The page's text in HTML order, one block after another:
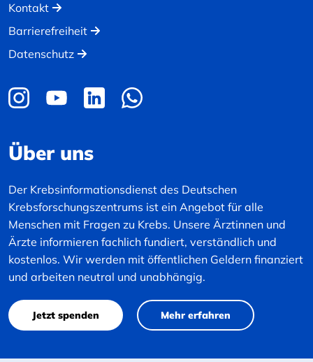
Kontakt
Barrierefreiheit
Datenschutz
Über uns
Der Krebsinformationsdienst des Deutschen
Krebsforschungszentrums ist ein Angebot für alle
Menschen mit Fragen zu Krebs. Unsere Ärztinnen und
Ärzte informieren fachlich fundiert, verständlich und
kostenlos. Wir werden mit öffentlichen Geldern finanziert
und arbeiten neutral und unabhängig.
Jetzt spenden Mehr erfahren